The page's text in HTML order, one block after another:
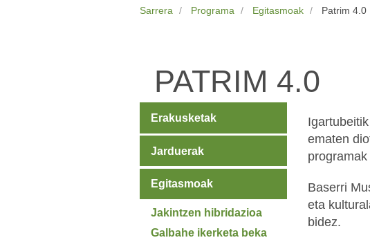
Sarrera Programa Egitasmoak Patrim 4.0
PATRIM 4.0
ematen
Baserri
eta
bidez.
Erakusketak
Jarduerak
Egitasmoak
Jakintzen hibridazioa
Galbahe ikerketa beka